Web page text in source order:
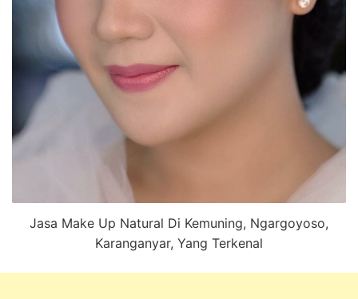
Jasa Make Up Natural Di Kemuning, Ngargoyoso,
Karanganyar, Yang Terkenal